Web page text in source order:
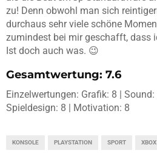
zu! Denn obwohl man sich
durchaus sehr viele schöne
zumindest bei mir geschafft, dass
Ist doch auch was. 😉
Gesamtwertung: 7.6
Einzelwertungen: Grafik: 8 | Sound:
Spieldesign: 8 | Motivation: 8
KONSOLE PLAYSTATION SPORT XBOX